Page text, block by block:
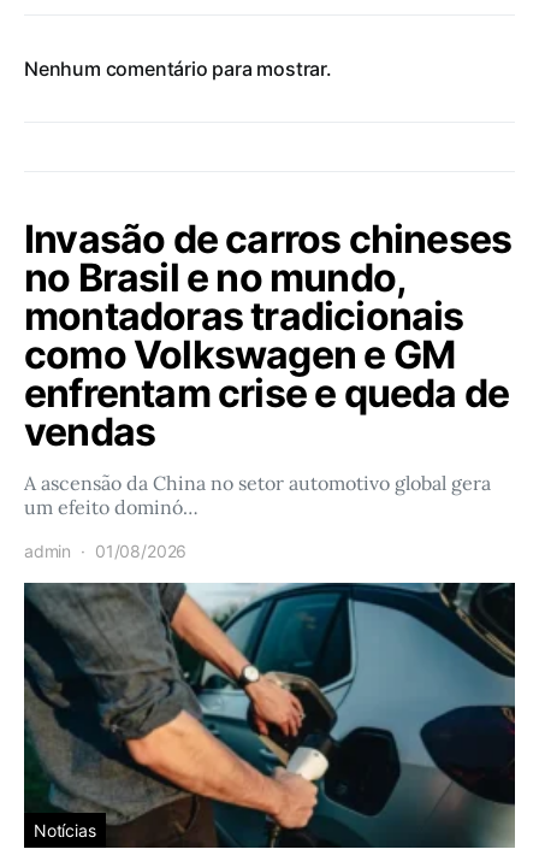
Nenhum comentário para mostrar.
Invasão de carros chineses
no Brasil e no mundo,
montadoras tradicionais
como Volkswagen e GM
enfrentam crise e queda de
vendas
A ascensão da China no setor automotivo global gera
um efeito dominó…
admin 01/08/2026
Notícias